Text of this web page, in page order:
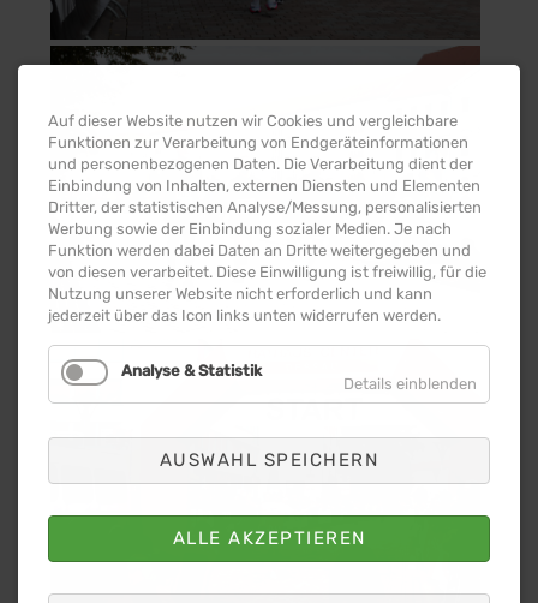
Auf dieser Website nutzen wir Cookies und vergleichbare
Funktionen zur Verarbeitung von Endgeräteinformationen
und personenbezogenen Daten. Die Verarbeitung dient der
Einbindung von Inhalten, externen Diensten und Elementen
Dritter, der statistischen Analyse/Messung, personalisierten
Werbung sowie der Einbindung sozialer Medien. Je nach
Funktion werden dabei Daten an Dritte weitergegeben und
von diesen verarbeitet. Diese Einwilligung ist freiwillig, für die
Nutzung unserer Website nicht erforderlich und kann
jederzeit über das Icon links unten widerrufen werden.
Analyse & Statistik
Details einblenden
AUSWAHL SPEICHERN
ALLE AKZEPTIEREN